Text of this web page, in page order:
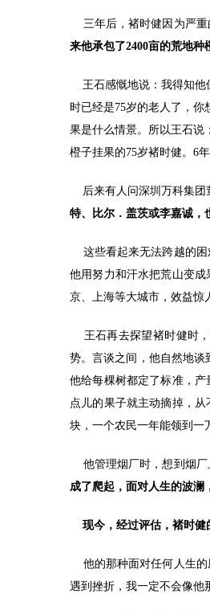
三年后，褚时健因为严重
来他承包了2400亩的荒地种
王石感慨地说：我得知他
时已经是75岁的老人了，
果是什么情景。所以王石说
橙子挂果的75岁褚时健。6
后来有人问深圳万科集团
特、比尔．盖茨或李嘉诚，
这些看起来无法跨越的困
他用努力和汗水把荒山变
京、上海等大城市，效益惊
王石再去探望褚时健时，
势。言谈之间，他自然地谈
他给每棵树都定了标准，
点儿的果子就主动摘掉，
块，一个农民一年能领到一
他管理烟厂时，想到烟厂
成了爬起，面对人生的波澜
现今，经过评估，褚时健
他的那种面对任何人生的
遇到挫折，我一定不会像他